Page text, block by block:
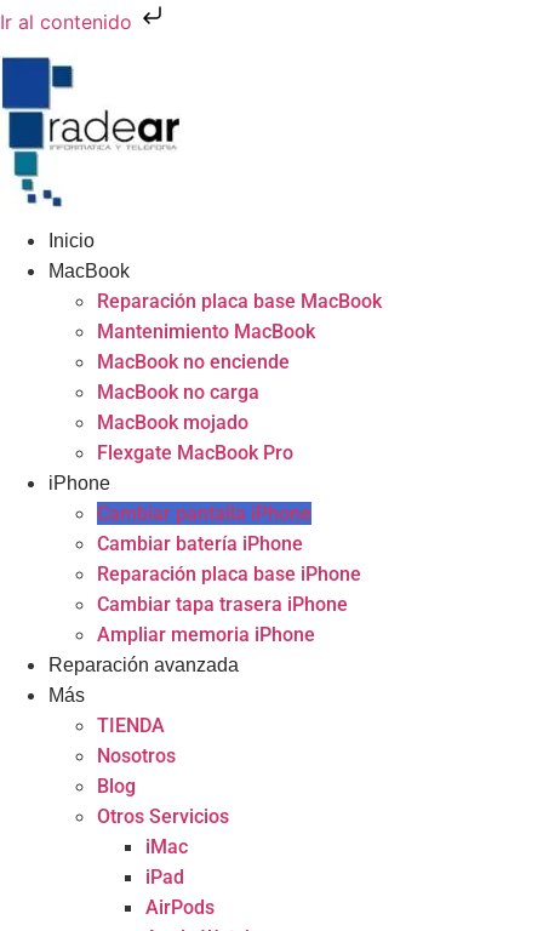
Ir al contenido
Inicio
MacBook
Reparación placa base MacBook
Mantenimiento MacBook
MacBook no enciende
MacBook no carga
MacBook mojado
Flexgate MacBook Pro
iPhone
Cambiar pantalla iPhone
Cambiar batería iPhone
Reparación placa base iPhone
Cambiar tapa trasera iPhone
Ampliar memoria iPhone
Reparación avanzada
Más
TIENDA
Nosotros
Blog
Otros Servicios
iMac
iPad
AirPods